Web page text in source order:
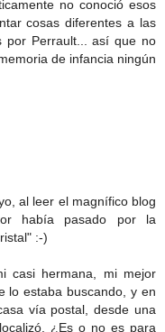
no conoció esos
cosas diferentes a las
por Perrault... así que no
de infancia ningún
al leer el magnífico blog
había pasado por la
:-)
casi hermana, mi mejor
lo estaba buscando, y en
vía postal, desde una
¿Es o no es para